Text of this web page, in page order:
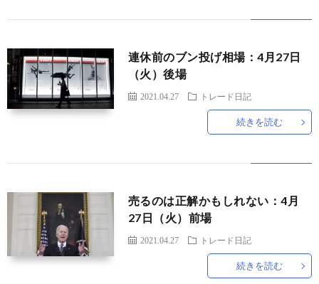
連休前のブン投げ相場：4月27日
（火）後場
2021.04.27 トレード日記
続きを読む
売るのは正解かもしれない：4月
27日（火）前場
2021.04.27 トレード日記
続きを読む